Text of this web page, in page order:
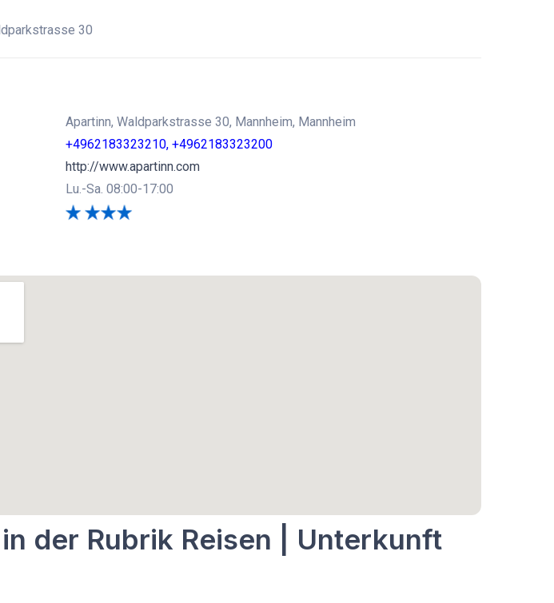
30
Apartinn, Waldparkstrasse 30, Mannheim, Mannheim
+4962183323210, +4962183323200
http://www.apartinn.com
Lu.-Sa. 08:00-17:00
der Rubrik Reisen | Unterkunft